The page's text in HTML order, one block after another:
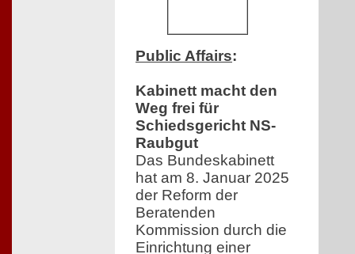
Public Affairs:
Kabinett macht den
Weg frei für
Schiedsgericht NS-
Raubgut
Das Bundeskabinett
hat am 8. Januar 2025
der Reform der
Beratenden
Kommission durch die
Einrichtung einer